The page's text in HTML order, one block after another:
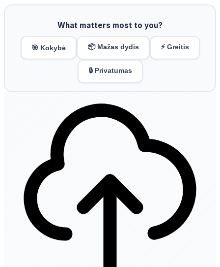
What matters most to you?
🎯 Kokybė 📦 Mažas dydis ⚡ Greitis
🔒 Privatumas